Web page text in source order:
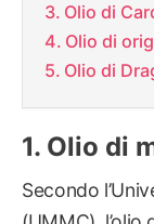
Olio di
Olio di
Olio di
Olio di
Secondo